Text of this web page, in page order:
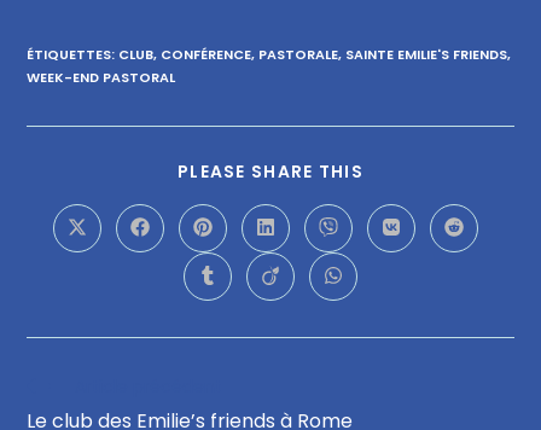
ÉTIQUETTES: CLUB, CONFÉRENCE, PASTORALE, SAINTE EMILIE'S FRIENDS,
WEEK-END PASTORAL
PLEASE SHARE THIS
Le club des Emilie’s friends à Rome